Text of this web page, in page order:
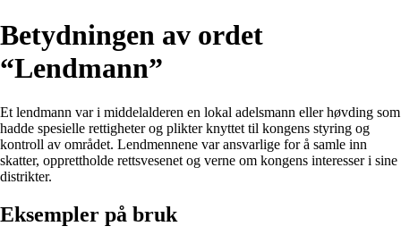
Betydningen av ordet
“Lendmann”
Et lendmann var i middelalderen en lokal adelsmann eller høvding som
hadde spesielle rettigheter og plikter knyttet til kongens styring og
kontroll av området. Lendmennene var ansvarlige for å samle inn
skatter, opprettholde rettsvesenet og verne om kongens interesser i sine
distrikter.
Eksempler på bruk